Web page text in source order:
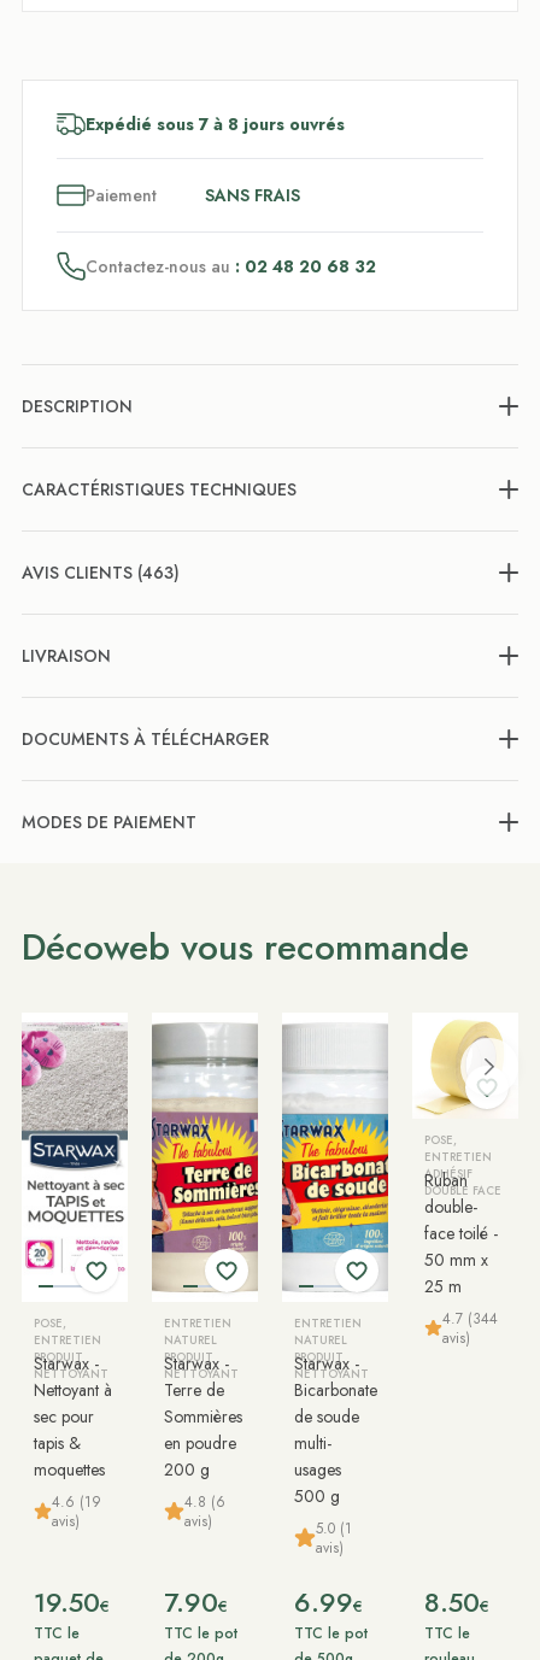
Expédié sous 7 à 8 jours ouvrés
Paiement SANS FRAIS
Contactez-nous au : 02 48 20 68 32
DESCRIPTION
CARACTÉRISTIQUES TECHNIQUES
AVIS CLIENTS (463)
LIVRAISON
DOCUMENTS À TÉLÉCHARGER
MODES DE PAIEMENT
Décoweb vous recommande
POSE,
ENTRETIEN
PRODUIT
NETTOYANT
Starwax -
Nettoyant à
sec pour
tapis &
moquettes
4.6 (19
avis)
19.50€
TTC le
ENTRETIEN
NATUREL
PRODUIT
NETTOYANT
Starwax -
Terre de
Sommières
en poudre
200 g
4.8 (6
avis)
7.90€
TTC le pot
ENTRETIEN
NATUREL
PRODUIT
NETTOYANT
Starwax -
Bicarbonate
de soude
multi-
usages
500 g
5.0 (1
avis)
6.99€
TTC le pot
POSE,
ENTRETIEN
ADHÉSIF
DOUBLE FACE
Ruban
double-
face toilé -
50 mm x
25 m
4.7 (344
avis)
8.50€
TTC le